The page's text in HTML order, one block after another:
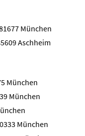
München
Aschheim
München
München
München